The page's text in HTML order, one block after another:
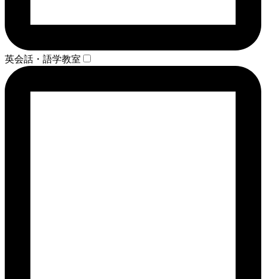
英会話・語学教室